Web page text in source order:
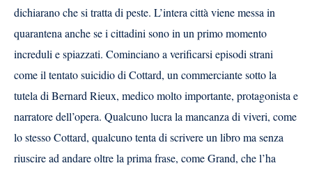
dichiarano che si tratta di peste. L’intera città viene messa in
quarantena anche se i cittadini sono in un primo momento
increduli e spiazzati. Cominciano a verificarsi episodi strani
come il tentato suicidio di Cottard, un commerciante sotto la
tutela di Bernard Rieux, medico molto importante, protagonista e
narratore dell’opera. Qualcuno lucra la mancanza di viveri, come
lo stesso Cottard, qualcuno tenta di scrivere un libro ma senza
riuscire ad andare oltre la prima frase, come Grand, che l’ha